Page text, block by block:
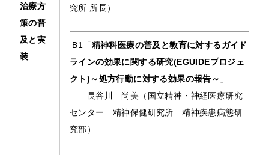
治療方
策の普
及と実
装
究所 所長）
B1「精神科医療の普及と教育に対するガイド
ラインの効果に関する研究(EGUIDEプロジェ
クト)～処方行動に対する効果の報告～ 」
長谷川 尚美（国立精神・神経医療研究
センター 精神保健研究所 精神疾患病態研
究部）